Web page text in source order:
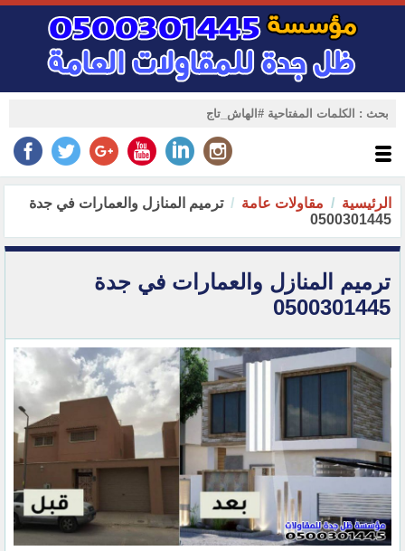
الرئيسية مقاولات عامة
ترميم المنازل والعمارات في جدة
0500301445
ترميم المنازل والعمارات في جدة
0500301445